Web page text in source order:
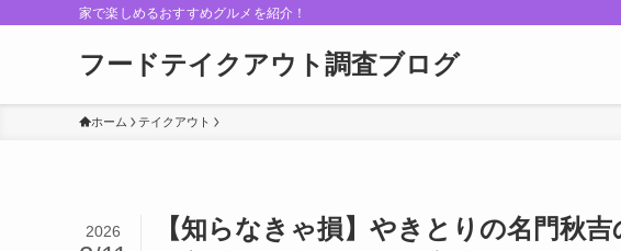
家で楽しめるおすすめグルメを紹介！
フードテイクアウト調査ブログ
ホーム テイクアウト
【知らなきゃ損】やきとりの名門秋
2026